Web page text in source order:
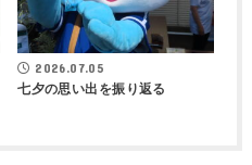
2026.07.05
七夕の思い出を振り返る